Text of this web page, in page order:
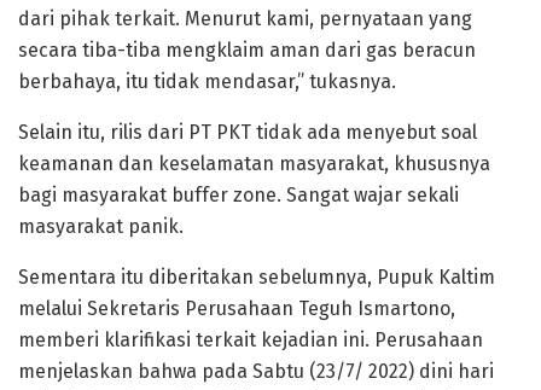
dari pihak terkait. Menurut kami, pernyataan yang
secara tiba-tiba mengklaim aman dari gas beracun
berbahaya, itu tidak mendasar,” tukasnya.
Selain itu, rilis dari PT PKT tidak ada menyebut soal
keamanan dan keselamatan masyarakat, khususnya
bagi masyarakat buffer zone. Sangat wajar sekali
masyarakat panik.
Sementara itu diberitakan sebelumnya, Pupuk Kaltim
melalui Sekretaris Perusahaan Teguh Ismartono,
memberi klarifikasi terkait kejadian ini. Perusahaan
menjelaskan bahwa pada Sabtu (23/7/ 2022) dini hari